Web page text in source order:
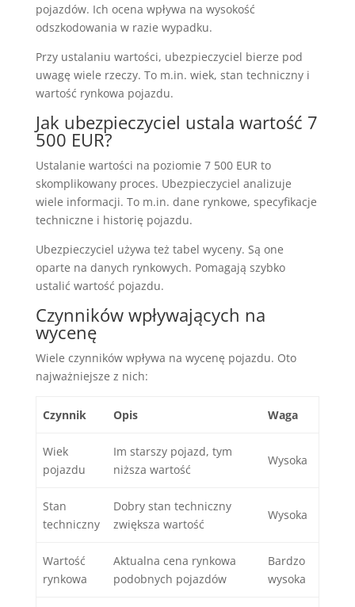
pojazdów. Ich ocena wpływa na wysokość
odszkodowania w razie wypadku.
Przy ustalaniu wartości, ubezpieczyciel bierze pod
uwagę wiele rzeczy. To m.in. wiek, stan techniczny i
wartość rynkowa pojazdu.
Jak ubezpieczyciel ustala wartość 7
500 EUR?
Ustalanie wartości na poziomie 7 500 EUR to
skomplikowany proces. Ubezpieczyciel analizuje
wiele informacji. To m.in. dane rynkowe, specyfikacje
techniczne i historię pojazdu.
Ubezpieczyciel używa też tabel wyceny. Są one
oparte na danych rynkowych. Pomagają szybko
ustalić wartość pojazdu.
Czynników wpływających na
wycenę
Wiele czynników wpływa na wycenę pojazdu. Oto
najważniejsze z nich:
Czynnik Opis Waga
Wiek
pojazdu
Im starszy pojazd, tym
niższa wartość
Wysoka
Stan
techniczny
Dobry stan techniczny
zwiększa wartość
Wysoka
Wartość
rynkowa
Aktualna cena rynkowa
podobnych pojazdów
Bardzo
wysoka